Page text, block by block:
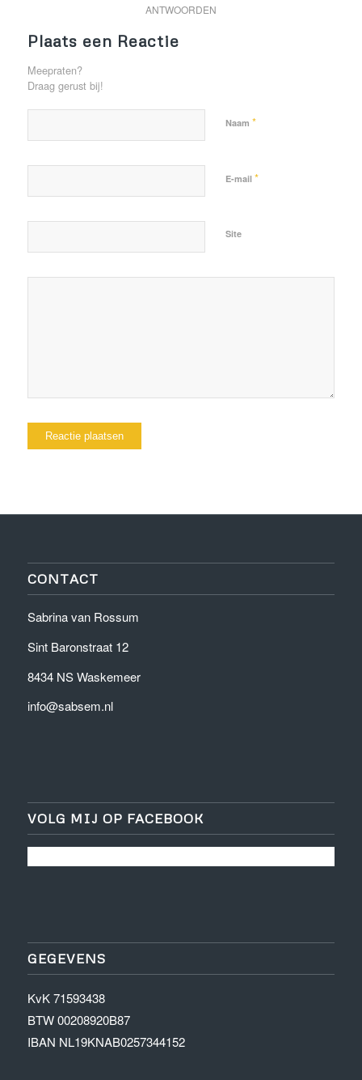
ANTWOORDEN
Plaats een Reactie
Meepraten?
Draag gerust bij!
Naam *
E-mail *
Site
CONTACT
Sabrina van Rossum
Sint Baronstraat 12
8434 NS Waskemeer
info@sabsem.nl
VOLG MIJ OP FACEBOOK
GEGEVENS
KvK 71593438
BTW 00208920B87
IBAN NL19KNAB0257344152